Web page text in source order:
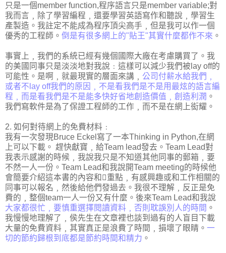
只是一個member function,程序語言只是member variable;對
我而言﹐除了學習編程﹐還要學習英語寫作和聽說﹐學習生
產製造。我註定不能成為程序頂尖高手﹐但是我可以作一個
優秀的工程師。 倒是有很多網上的"貼王"其實什麼都作不來 。
事實上﹐我們的系統已經有幾個國際大廠在考慮購買了。我
的美國同事只是淡淡地對我說﹕這樣可以減少我們被lay off的
可能性。是啊﹐就最現實的層面來講﹐ 公司付薪水給我們﹐
或者不lay off我們的原因﹐不是看我們是不是用最炫的語言編
程﹐而是看我們是不是能多快好省地創造價值﹐創造利潤 。
我們寫軟件是為了保證工程師的工作﹐而不是在網上衒耀。
2. 如何對待網上的免費材料﹕
我有一次發現Bruce Eckel寫了一本Thinking in Python,在網
上可以下載。 趕快獻寶﹐給Team lead發去。Team Lead對
我表示感謝的時候﹐我說我只是不知道其他同事的郵箱﹐要
不然一人一份。Team Lead和我說開Team meeting的時候他
會簡要介紹這本書的內容和重點﹐有感興趣或和工作相關的
同事可以報名﹐然後給他們發過去。我很不理解﹐反正是免
費的﹐整個team一人一份又有什麼。後來Team Lead和我說
大家都很忙﹐要慎重選擇閱讀資料﹐否則耽誤別人的時間 。
我慢慢地理解了﹐侯先生在文章裡也談到過有的人盲目下載
大量的免費資料﹐其實真正是浪費了時間﹐損壞了眼睛。 一
切的節約歸根到底都是節約時間和精力 。